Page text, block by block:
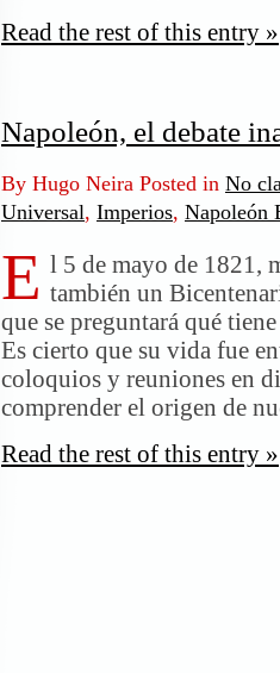
Read the rest of this entry »
Napoleón, el debate
By Hugo Neira Posted in No
Universal, Imperios, Napoleón
E l 5 de mayo de 1821,
también un
que se preguntará qué
Es cierto que su vida fue
coloquios y reuniones en
comprender el origen de
Read the rest of this entry »